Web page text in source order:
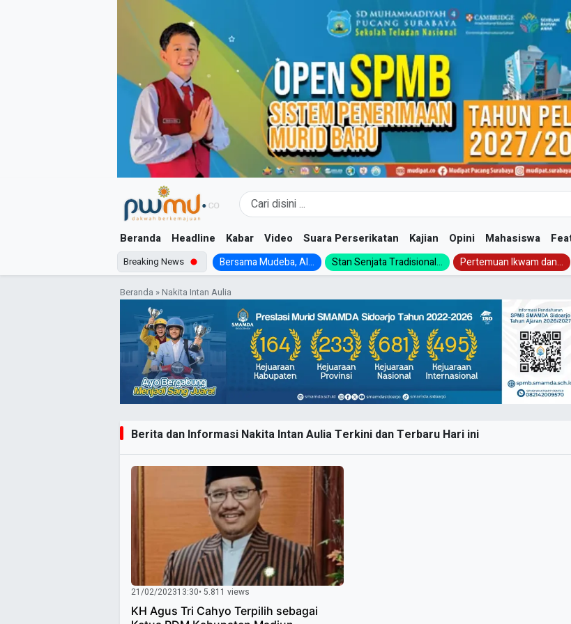
Beranda Headline Kabar Video Suara Perserikatan Kajian Opini Mahasiswa
Breaking News Bersama Mudeba, Al... Stan Senjata Tradisional... Pertemuan Ikwam dan...
Beranda »Nakita Intan Aulia
Berita dan Informasi Nakita Intan Aulia Terkini dan Terbaru Hari ini
21/02/202313:30• 5.811 views
KH Agus Tri Cahyo Terpilih sebagai